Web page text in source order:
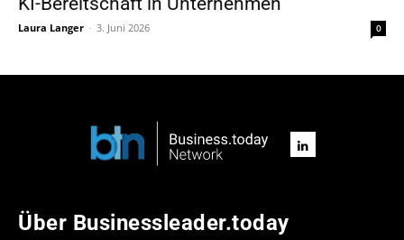
Laura Langer - 3. Juni 2026 0
Über Businessleader.today